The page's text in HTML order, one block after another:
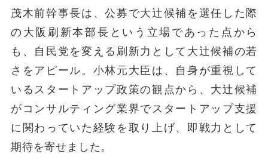
茂木前幹事長は、公募で大辻候補を選任した際
の大阪刷新本部長という立場であった点から
も、自民党を変える刷新力として大辻候補の若
さをアピール。小林元大臣は、自身が重視して
いるスタートアップ政策の観点から、大辻候補
がコンサルティング業界でスタートアップ支援
に関わっていた経験を取り上げ、即戦力として
期待を寄せました。